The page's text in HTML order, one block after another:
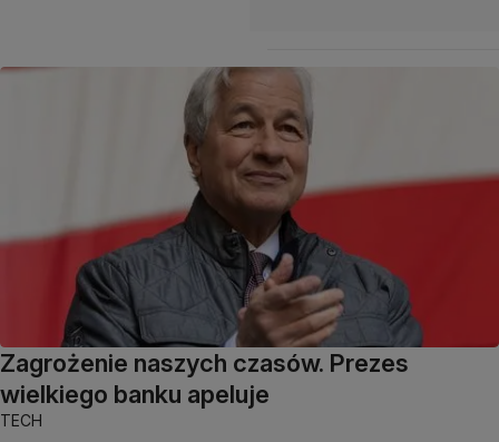
Zagrożenie naszych czasów. Prezes
wielkiego banku apeluje
TECH